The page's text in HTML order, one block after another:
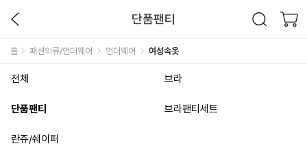
단품팬티
홈 패션의류/언더웨어 언더웨어 여성속옷
전체 브라
단품팬티 브라팬티세트
란쥬/쉐이퍼